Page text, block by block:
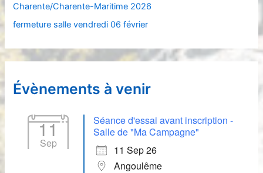
Charente/Charente-Maritime 2026
fermeture salle vendredi 06 février
Évènements à venir
11
Sep
Séance d'essai avant inscription -
Salle de "Ma Campagne"
11 Sep 26
Angoulême